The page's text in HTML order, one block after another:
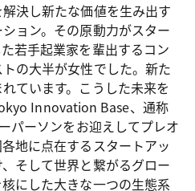
決し新たな価値を生み出す
ョン。その原動力がスター
若手起業家を輩出するコン
の大半が女性でした。新た
ています。こうした未来を
Innovation Base、通称
パーソンをお迎えしてプレオ
地に点在するスタートアッ
そして世界と繋がるグロー
にした大きな一つの生態系